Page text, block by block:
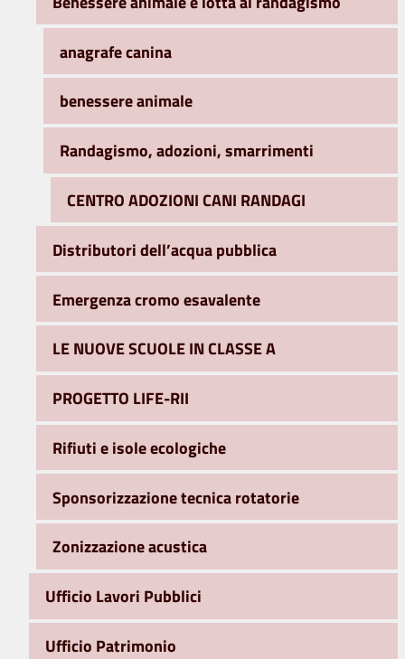
anagrafe canina
benessere animale
Randagismo, adozioni, smarrimenti
CENTRO ADOZIONI CANI RANDAGI
Distributori dell’acqua pubblica
Emergenza cromo esavalente
LE NUOVE SCUOLE IN CLASSE A
PROGETTO LIFE-RII
Rifiuti e isole ecologiche
Sponsorizzazione tecnica rotatorie
Zonizzazione acustica
Ufficio Lavori Pubblici
Ufficio Patrimonio